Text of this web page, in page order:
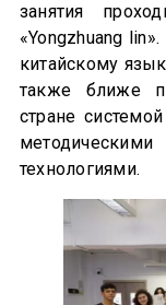
занятия
«Yongzhuang
китайскому
также ближе
стране
технологиями.